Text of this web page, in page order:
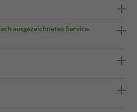
ausgezeichneten Service